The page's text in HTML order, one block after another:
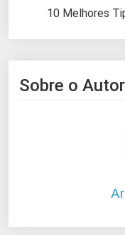
10 Melhores
Sobre o Autor